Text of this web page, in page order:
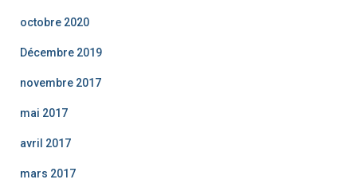
octobre 2020
Décembre 2019
novembre 2017
mai 2017
avril 2017
mars 2017